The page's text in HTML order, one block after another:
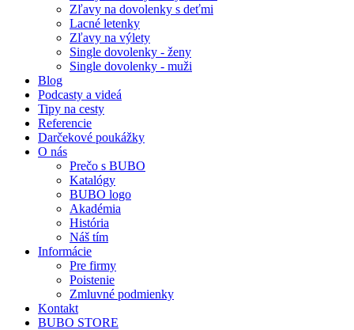
Zľavy na dovolenky s deťmi
Lacné letenky
Zľavy na výlety
Single dovolenky - ženy
Single dovolenky - muži
Blog
Podcasty a videá
Tipy na cesty
Referencie
Darčekové poukážky
O nás
Prečo s BUBO
Katalógy
BUBO logo
Akadémia
História
Náš tím
Informácie
Pre firmy
Poistenie
Zmluvné podmienky
Kontakt
BUBO STORE